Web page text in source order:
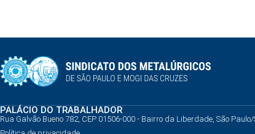
PALÁCIO DO TRABALHADOR
Rua Galvão Bueno 782, CEP 01506-000 - Bairro da Liberdade, São Paulo/